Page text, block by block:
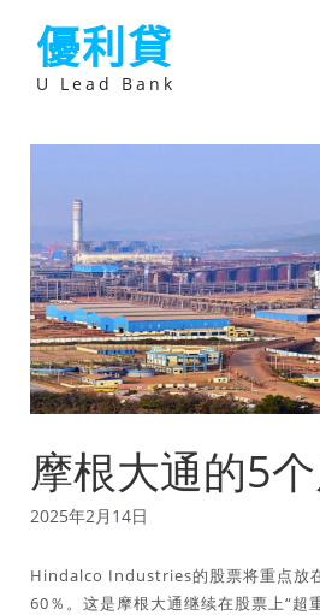
優利貸
U Lead Bank
摩根大通的5
2025年2月14日
Hindalco Industries的股票将重点放
60％。这是摩根大通继续在股票上“超